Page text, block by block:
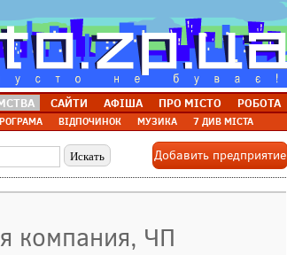
САЙТИ АФІША ПРО МІСТО РОБОТА
ВІДПОЧИНОК МУЗИКА 7 ДИВ МІСТА
Добавить предприятие
компания, ЧП